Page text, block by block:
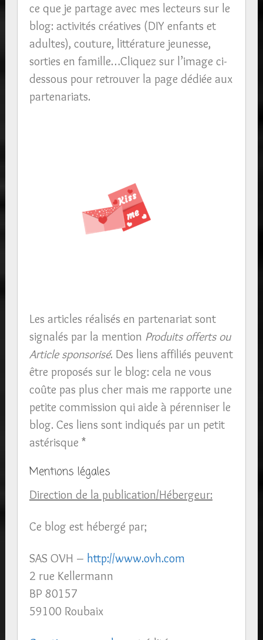
ce que je partage avec mes lecteurs sur le
blog: activités créatives (DIY enfants et
adultes), couture, littérature jeunesse,
sorties en famille…Cliquez sur l’image ci-
dessous pour retrouver la page dédiée aux
partenariats.
Les articles réalisés en partenariat sont
signalés par la mention Produits offerts ou
Article sponsorisé. Des liens affiliés peuvent
être proposés sur le blog: cela ne vous
coûte pas plus cher mais me rapporte une
petite commission qui aide à pérenniser le
blog. Ces liens sont indiqués par un petit
astérisque *
Mentions légales
Direction de la publication/Hébergeur:
Ce blog est hébergé par;
SAS OVH – http://www.ovh.com
2 rue Kellermann
BP 80157
59100 Roubaix